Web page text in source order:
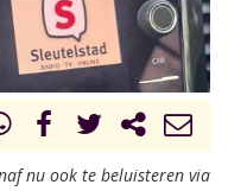
nu ook te beluisteren via